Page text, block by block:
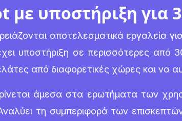
υποστήριξη για
αποτελεσματικά
υποστήριξη σε περισσότερες από
από διαφορετικές χώρες και να
άμεσα στα ερωτήματα των
τη συμπεριφορά των